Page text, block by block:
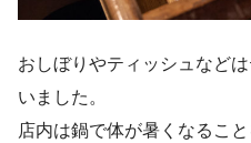
おしぼりやティッシュなど
いました。
店内は鍋で体が暑くなるこ